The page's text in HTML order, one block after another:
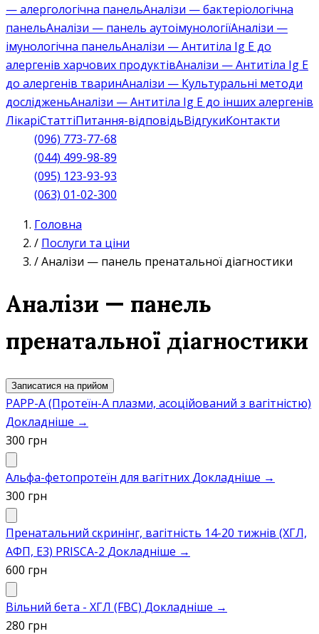
— алергологічна панельАналізи — бактеріологічна
панельАналізи — панель аутоімунологіїАналізи —
імунологічна панельАналізи — Антитіла Ig E до
алергенів харчових продуктівАналізи — Антитіла Ig E
до алергенів тваринАналізи — Культуральні методи
дослідженьАналізи — Антитіла Ig E до інших алергенів
ЛікаріСтаттіПитання-відповідьВідгукиКонтакти
(096) 773-77-68
(044) 499-98-89
(095) 123-93-93
(063) 01-02-300
Головна
/ Послуги та ціни
/Аналізи — панель пренатальної діагностики
Аналізи — панель
пренатальної діагностики
Записатися на прийом
PAPP-A (Протеїн-А плазми, асоційований з вагітністю)
Докладніше →
300 грн
Альфа-фетопротеїн для вагітнихДокладніше →
300 грн
Пренатальний скринінг, вагітність 14-20 тижнів (ХГЛ,
АФП, Е3) PRISCA-2 Докладніше →
600 грн
Вільний бета - ХГЛ (FBC) Докладніше →
280 грн